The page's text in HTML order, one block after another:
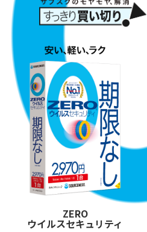
ZERO
ウイルスセキュリティ